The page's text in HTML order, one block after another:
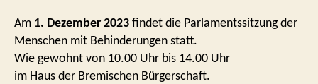
Am 1. Dezember 2023 findet die Parlamentssitzung der
Menschen mit Behinderungen statt.
Wie gewohnt von 10.00 Uhr bis 14.00 Uhr
im Haus der Bremischen Bürgerschaft.